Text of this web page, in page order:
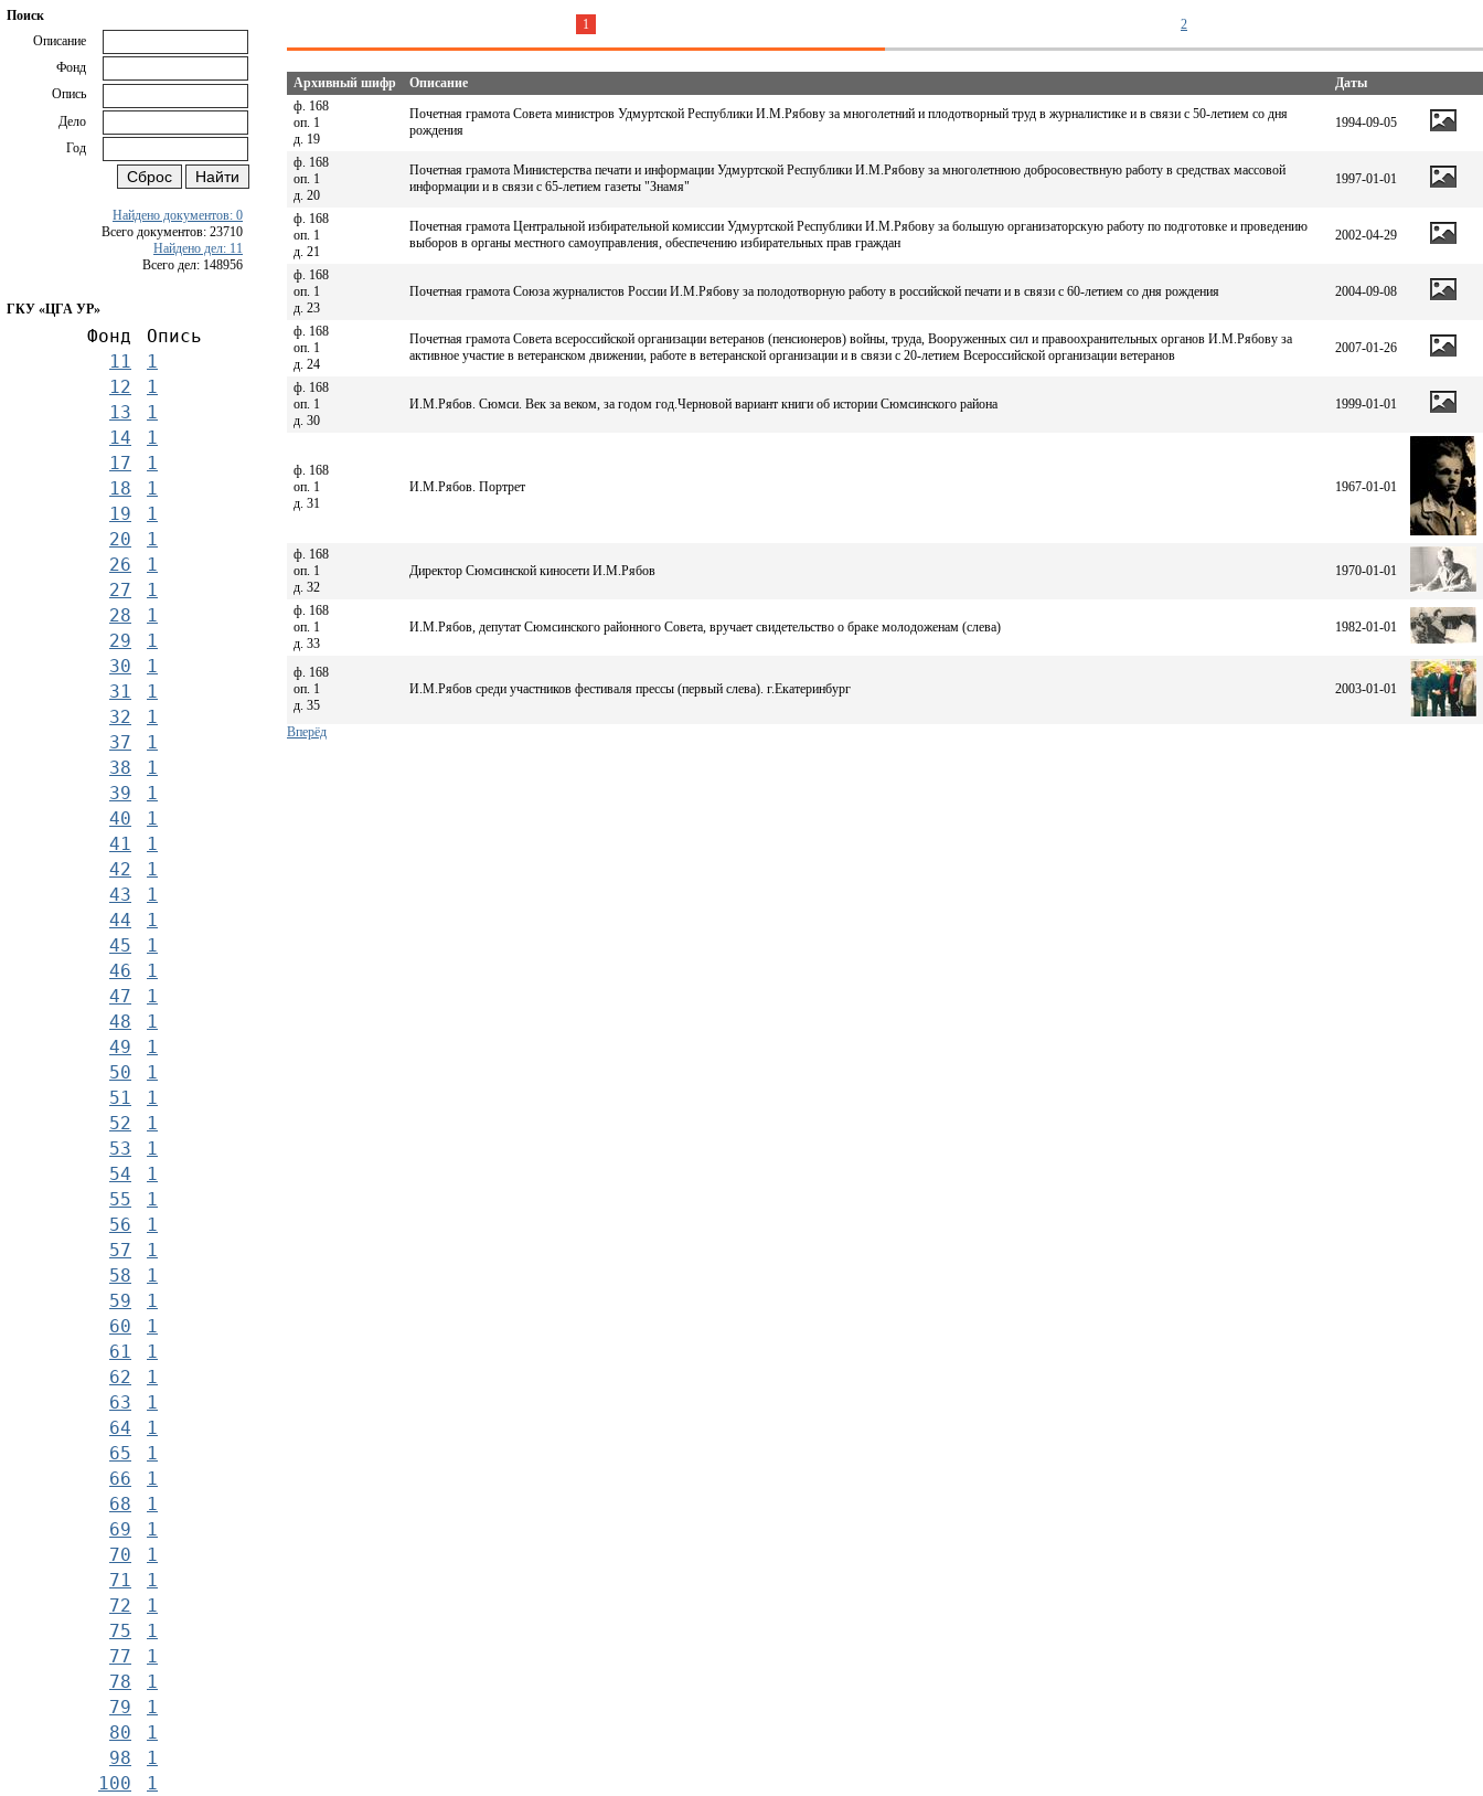
Поиск
Описание
Фонд
Опись
Дело
Год
Найдено документов: 0
Всего документов: 23710
Найдено дел: 11
Всего дел: 148956
ГКУ «ЦГА УР»
Фонд
Опись
11
1
12
1
13
1
14
1
17
1
18
1
19
1
20
1
26
1
27
1
28
1
29
1
30
1
31
1
32
1
37
1
38
1
39
1
40
1
41
1
42
1
43
1
44
1
45
1
46
1
47
1
48
1
49
1
50
1
51
1
52
1
53
1
54
1
55
1
56
1
57
1
58
1
59
1
60
1
61
1
62
1
63
1
64
1
65
1
66
1
68
1
69
1
70
1
71
1
72
1
75
1
77
1
78
1
79
1
80
1
98
1
100
1
1 2
Архивный шифр Описание
Даты
ф. 168
оп. 1
д. 19
Почетная грамота Совета министров Удмуртской Республики И.М.Рябову за многолетний и плодотворный труд в журналистике и в связи с 50-летием со дня
рождения
1994-09-05
ф. 168
оп. 1
д. 20
Почетная грамота Министерства печати и информации Удмуртской Республики И.М.Рябову за многолетнюю добросовествную работу в средствах массовой
информации и в связи с 65-летием газеты "Знамя"
1997-01-01
ф. 168
оп. 1
д. 21
Почетная грамота Центральной избирательной комиссии Удмуртской Республики И.М.Рябову за большую организаторскую работу по подготовке и проведению
выборов в органы местного самоуправления, обеспечению избирательных прав граждан
2002-04-29
ф. 168
оп. 1
д. 23
Почетная грамота Союза журналистов России И.М.Рябову за полодотворную работу в российской печати и в связи с 60-летием со дня рождения 2004-09-08
ф. 168
оп. 1
д. 24
Почетная грамота Совета всероссийской организации ветеранов (пенсионеров) войны, труда, Вооруженных сил и правоохранительных органов И.М.Рябову за
активное участие в ветеранском движении, работе в ветеранской организации и в связи с 20-летием Всероссийской организации ветеранов
2007-01-26
ф. 168
оп. 1
д. 30
И.М.Рябов. Сюмси. Век за веком, за годом год.Черновой вариант книги об истории Сюмсинского района 1999-01-01
ф. 168
оп. 1
д. 31
И.М.Рябов. Портрет 1967-01-01
ф. 168
оп. 1
д. 32
Директор Сюмсинской киносети И.М.Рябов 1970-01-01
ф. 168
оп. 1
д. 33
И.М.Рябов, депутат Сюмсинского районного Совета, вручает свидетельство о браке молодоженам (слева) 1982-01-01
ф. 168
оп. 1
д. 35
И.М.Рябов среди участников фестиваля прессы (первый слева). г.Екатеринбург 2003-01-01
Вперёд